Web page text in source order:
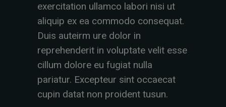
exercitation ullamco labori nisi ut
aliquip ex ea commodo consequat.
Duis auteirm ure dolor in
reprehenderit in voluptate velit esse
cillum dolore eu fugiat nulla
pariatur. Excepteur sint occaecat
cupin datat non proident tusun.